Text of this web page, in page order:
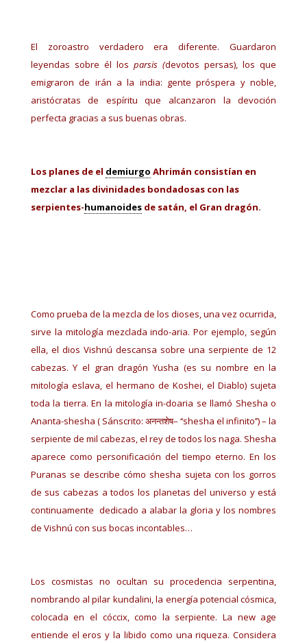
El zoroastro verdadero era diferente. Guardaron
leyendas sobre él los parsis (devotos persas), los que
emigraron de irán a la india: gente próspera y noble,
aristócratas de espíritu que alcanzaron la devoción
perfecta gracias a sus buenas obras.
Los planes de el demiurgo Ahrimán consistían en
mezclar a las divinidades bondadosas con las
serpientes-humanoidesde satán, el Gran dragón.
Como prueba de la mezcla de los dioses, una vez ocurrida,
sirve la mitología mezclada indo-aria. Por ejemplo, según
ella, el dios Vishnú descansa sobre una serpiente de 12
cabezas. Y el gran dragón Yusha (es su nombre en la
mitología eslava, el hermano de Koshei, el Diablo) sujeta
toda la tierra. En la mitología in-doaria se llamó Shesha o
Ananta-shesha ( Sánscrito: अनन्‍तशेष– ‘‘shesha el infinito’’) – la
serpiente de mil cabezas, el rey de todos los naga. Shesha
aparece como personificación del tiempo eterno. En los
Puranas se describe cómo shesha sujeta con los gorros
de sus cabezas a todos los planetas del universo y está
continuamente dedicado a alabar la gloria y los nombres
de Vishnú con sus bocas incontables…
Los cosmistas no ocultan su procedencia serpentina,
nombrando al pilar kundalini, la energía potencial cósmica,
colocada en el cóccix, como la serpiente. La new age
entiende el eros y la libido como una riqueza. Considera